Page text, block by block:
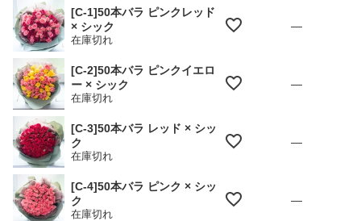
[C-1]50本バラ ピンクレッド
× シック
在庫切れ
—
[C-2]50本バラ ピンクイエロ
ー × シック
在庫切れ
—
[C-3]50本バラ レッド × シッ
ク
在庫切れ
—
[C-4]50本バラ ピンク × シッ
ク
在庫切れ
—